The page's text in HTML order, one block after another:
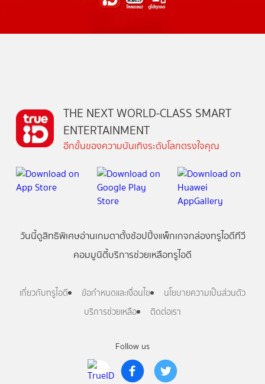
Follow us
THE NEXT WORLD-CLASS SMART
ENTERTAINMENT
อีกขั้นของความบันเทิงระดับโลกตรงใจคุณ
วันนี้ดูสิทธิพิเศษอ่านเกมตาตั้งช้อปปิ้งแพ็กเกจกล่องทรูไอดีทีวี
คอมมูนิตี้บริการช่วยเหลือทรูไอดี
เกี่ยวกับทรูไอดี ข้อกำหนดและเงื่อนไข
นโยบายความเป็นส่วนตัว
บริการช่วยเหลือ
ติดต่อเรา